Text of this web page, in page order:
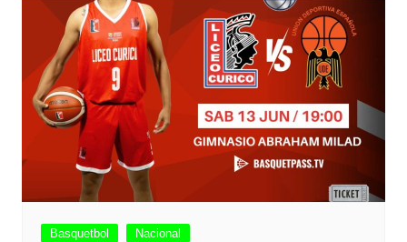
Basquetbol Nacional